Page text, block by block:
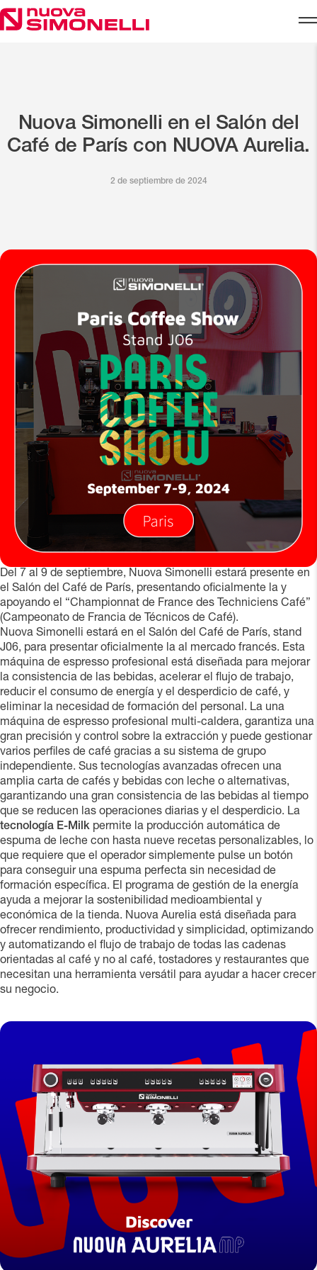
Skip to content
Nuova Simonelli en el Salón del
Café de París con NUOVA Aurelia.
2 de septiembre de 2024
Del 7 al 9 de septiembre, Nuova Simonelli estará presente en
el Salón del Café de París, presentando oficialmente la y
apoyando el “Championnat de France des Techniciens Café”
(Campeonato de Francia de Técnicos de Café).
Nuova Simonelli estará en el Salón del Café de París, stand
J06, para presentar oficialmente la al mercado francés. Esta
máquina de espresso profesional está diseñada para mejorar
la consistencia de las bebidas, acelerar el flujo de trabajo,
reducir el consumo de energía y el desperdicio de café, y
eliminar la necesidad de formación del personal. La una
máquina de espresso profesional multi-caldera, garantiza una
gran precisión y control sobre la extracción y puede gestionar
varios perfiles de café gracias a su sistema de grupo
independiente. Sus tecnologías avanzadas ofrecen una
amplia carta de cafés y bebidas con leche o alternativas,
garantizando una gran consistencia de las bebidas al tiempo
que se reducen las operaciones diarias y el desperdicio. La
tecnología E-Milk permite la producción automática de
espuma de leche con hasta nueve recetas personalizables, lo
que requiere que el operador simplemente pulse un botón
para conseguir una espuma perfecta sin necesidad de
formación específica. El programa de gestión de la energía
ayuda a mejorar la sostenibilidad medioambiental y
económica de la tienda. Nuova Aurelia está diseñada para
ofrecer rendimiento, productividad y simplicidad, optimizando
y automatizando el flujo de trabajo de todas las cadenas
orientadas al café y no al café, tostadores y restaurantes que
necesitan una herramienta versátil para ayudar a hacer crecer
su negocio.